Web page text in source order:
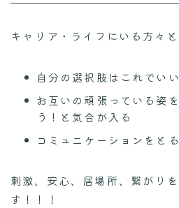
キャリア・ライフにいる方々
自分の選択肢はこれでい
お互いの頑張っている姿
う！と気合が入る
コミュニケーションをと
刺激、安心、居場所、繋がり
す！！！